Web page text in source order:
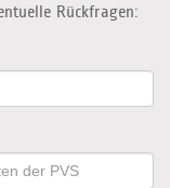
Rückfragen: